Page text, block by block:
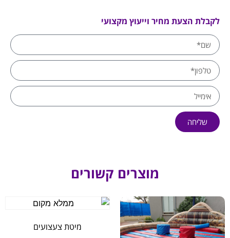
לקבלת הצעת מחיר וייעוץ מקצועי
שליחה
מוצרים קשורים
מיטת צעצועים